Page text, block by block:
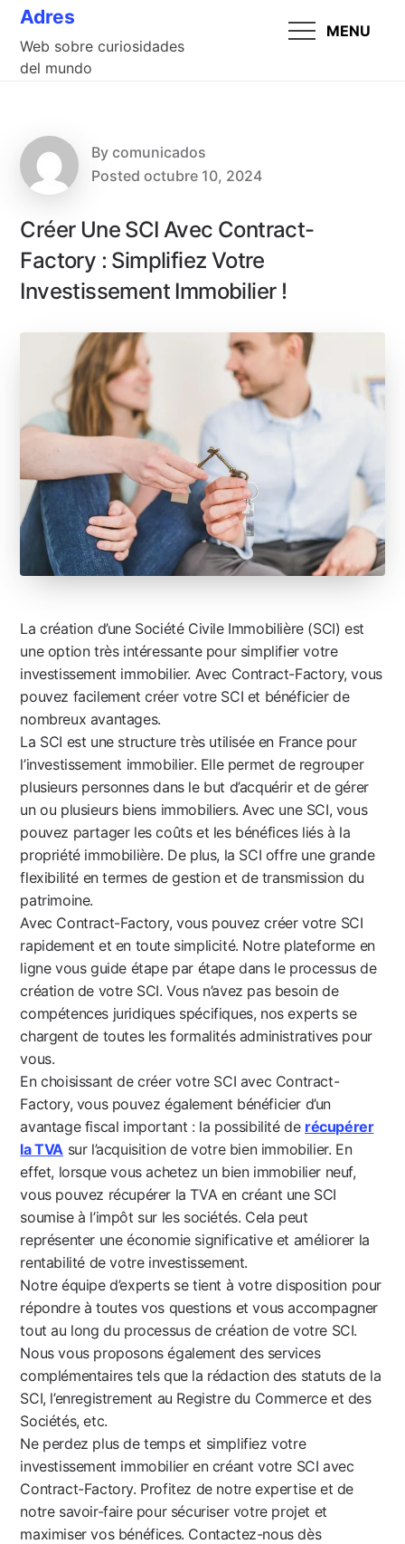
Skip
content
MENU
Adres
Web sobre curiosidades
del mundo
Bycomunicados
Postedoctubre 10, 2024
Créer Une SCI Avec Contract-
Factory : Simplifiez Votre
Investissement Immobilier !
La création d’une Société Civile Immobilière (SCI) est
une option très intéressante pour simplifier votre
investissement immobilier. Avec Contract-Factory, vous
pouvez facilement créer votre SCI et bénéficier de
nombreux avantages.
La SCI est une structure très utilisée en France pour
l’investissement immobilier. Elle permet de regrouper
plusieurs personnes dans le but d’acquérir et de gérer
un ou plusieurs biens immobiliers. Avec une SCI, vous
pouvez partager les coûts et les bénéfices liés à la
propriété immobilière. De plus, la SCI offre une grande
flexibilité en termes de gestion et de transmission du
patrimoine.
Avec Contract-Factory, vous pouvez créer votre SCI
rapidement et en toute simplicité. Notre plateforme en
ligne vous guide étape par étape dans le processus de
création de votre SCI. Vous n’avez pas besoin de
compétences juridiques spécifiques, nos experts se
chargent de toutes les formalités administratives pour
vous.
En choisissant de créer votre SCI avec Contract-
Factory, vous pouvez également bénéficier d’un
avantage fiscal important : la possibilité de récupérer
la TVA sur l’acquisition de votre bien immobilier. En
effet, lorsque vous achetez un bien immobilier neuf,
vous pouvez récupérer la TVA en créant une SCI
soumise à l’impôt sur les sociétés. Cela peut
représenter une économie significative et améliorer la
rentabilité de votre investissement.
Notre équipe d’experts se tient à votre disposition pour
répondre à toutes vos questions et vous accompagner
tout au long du processus de création de votre SCI.
Nous vous proposons également des services
complémentaires tels que la rédaction des statuts de la
SCI, l’enregistrement au Registre du Commerce et des
Sociétés, etc.
Ne perdez plus de temps et simplifiez votre
investissement immobilier en créant votre SCI avec
Contract-Factory. Profitez de notre expertise et de
notre savoir-faire pour sécuriser votre projet et
maximiser vos bénéfices. Contactez-nous dès